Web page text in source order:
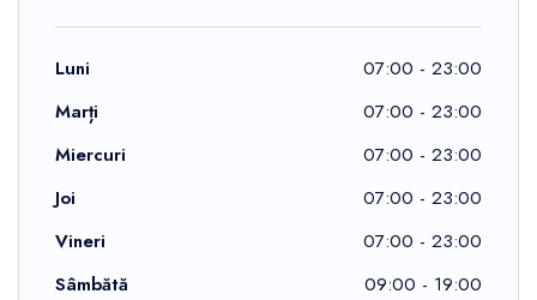
Luni
07:00 - 23:00
Marți
07:00 - 23:00
Miercuri
07:00 - 23:00
Joi
07:00 - 23:00
Vineri
07:00 - 23:00
Sâmbătă
09:00 - 19:00